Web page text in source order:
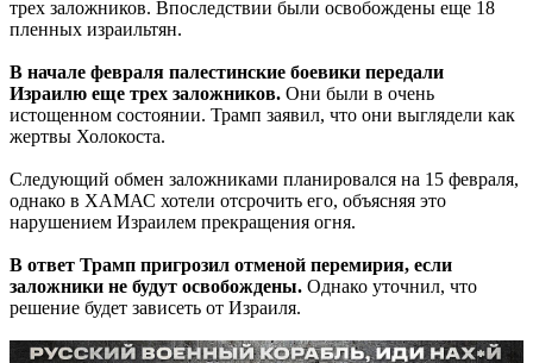
трех заложников. Впоследствии были освобождены еще 18
пленных израильтян.
В начале февраля палестинские боевики передали
Израилю еще трех заложников. Они были в очень
истощенном состоянии. Трамп заявил, что они выглядели как
жертвы Холокоста.
Следующий обмен заложниками планировался на 15 февраля,
однако в ХАМАС хотели отсрочить его, объясняя это
нарушением Израилем прекращения огня.
В ответ Трамп пригрозил отменой перемирия, если
заложники не будут освобождены. Однако уточнил, что
решение будет зависеть от Израиля.